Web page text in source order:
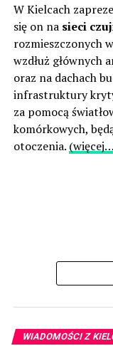
W Kielcach
się on na sieci
rozmieszczonych
wzdłuż głównych
oraz na dachach
infrastruktury
za pomocą
komórkowych,
otoczenia.
WIADOMOŚCI Z